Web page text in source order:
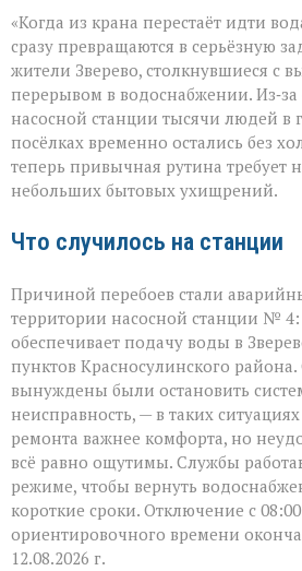
«Когда из крана перестаёт идти
сразу превращаются в серьёзную
жители Зверево, столкнувшиеся с
перерывом в водоснабжении.
насосной станции тысячи людей
посёлках временно остались без
теперь привычная рутина требует
небольших бытовых ухищрений.
Что случилось на станции
Причиной перебоев стали
территории насосной станции №
обеспечивает подачу воды в
пунктов Красносулинского
вынуждены были остановить
неисправность, — в таких
ремонта важнее комфорта, но
всё равно ощутимы. Службы
режиме, чтобы вернуть
короткие сроки. Отключение с 08:00
ориентировочного времени
12.08.2026 г.